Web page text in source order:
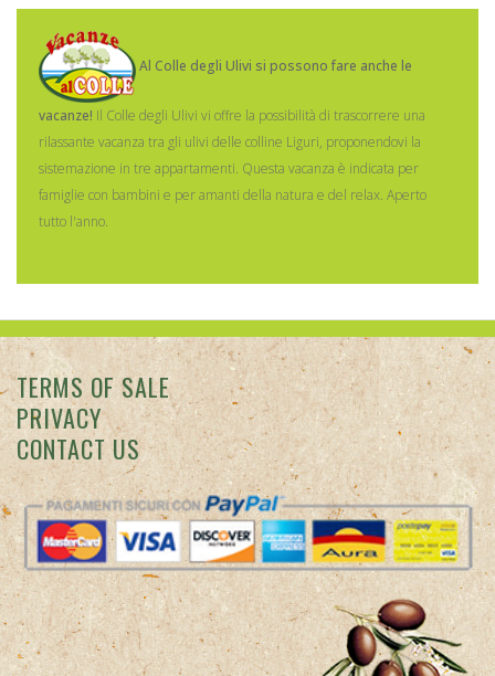
Al Colle degli Ulivi si possono fare anche le
vacanze! Il Colle degli Ulivi vi offre la possibilità di trascorrere una
rilassante vacanza tra gli ulivi delle colline Liguri, proponendovi la
sistemazione in tre appartamenti. Questa vacanza è indicata per
famiglie con bambini e per amanti della natura e del relax. Aperto
tutto l'anno.
TERMS OF SALE
PRIVACY
CONTACT US